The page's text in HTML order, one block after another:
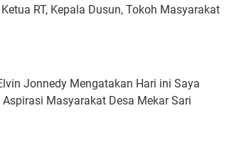
RT, Kepala Dusun, Tokoh Masyarakat
Jonnedy Mengatakan Hari ini Saya
Masyarakat Desa Mekar Sari